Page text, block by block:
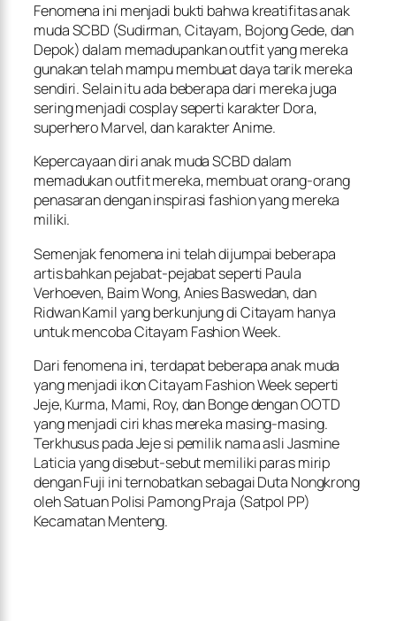
Fenomena ini menjadi bukti bahwa kreatifitas anak
muda SCBD (Sudirman, Citayam, Bojong Gede, dan
Depok) dalam memadupankan outfit yang mereka
gunakan telah mampu membuat daya tarik mereka
sendiri. Selain itu ada beberapa dari mereka juga
sering menjadi cosplay seperti karakter Dora,
superhero Marvel, dan karakter Anime.
Kepercayaan diri anak muda SCBD dalam
memadukan outfit mereka, membuat orang-orang
penasaran dengan inspirasi fashion yang mereka
miliki.
Semenjak fenomena ini telah dijumpai beberapa
artis bahkan pejabat-pejabat seperti Paula
Verhoeven, Baim Wong, Anies Baswedan, dan
Ridwan Kamil yang berkunjung di Citayam hanya
untuk mencoba Citayam Fashion Week.
Dari fenomena ini, terdapat beberapa anak muda
yang menjadi ikon Citayam Fashion Week seperti
Jeje, Kurma, Mami, Roy, dan Bonge dengan OOTD
yang menjadi ciri khas mereka masing-masing.
Terkhusus pada Jeje si pemilik nama asli Jasmine
Laticia yang disebut-sebut memiliki paras mirip
dengan Fuji ini ternobatkan sebagai Duta Nongkrong
oleh Satuan Polisi Pamong Praja (Satpol PP)
Kecamatan Menteng.